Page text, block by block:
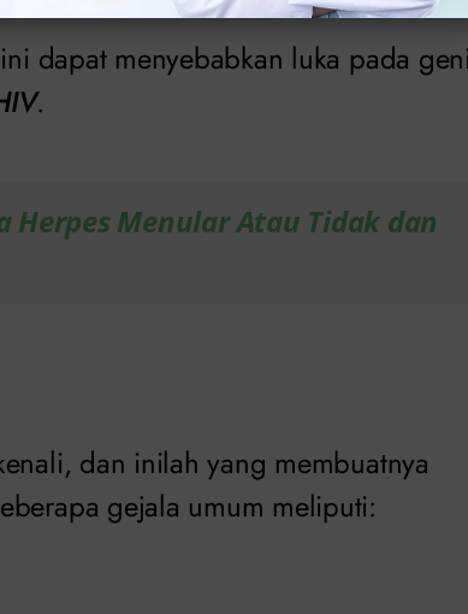
dapat menyebabkan luka pada
.
Herpes Menular Atau Tidak dan
dan inilah yang membuatnya
gejala umum meliputi: